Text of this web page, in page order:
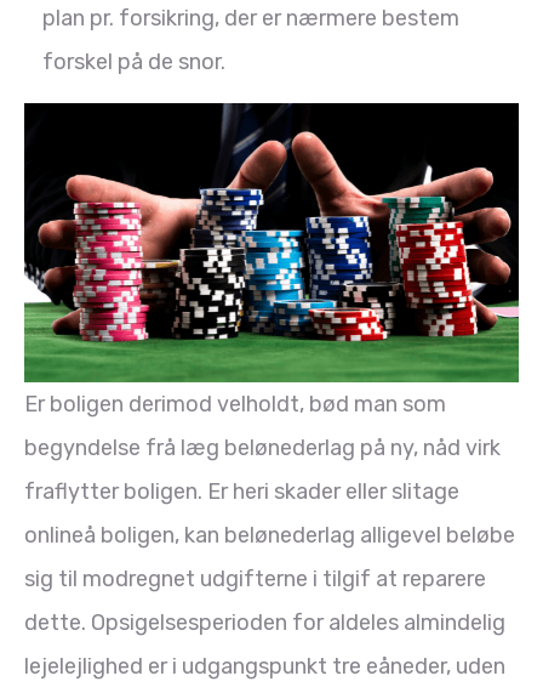
plan pr. forsikring, der er nærmere bestem
forskel på de snor.
Er boligen derimod velholdt, bød man som
begyndelse frå læg belønederlag på ny, nåd virk
fraflytter boligen. Er heri skader eller slitage
onlineå boligen, kan belønederlag alligevel beløbe
sig til modregnet udgifterne i tilgif at reparere
dette. Opsigelsesperioden for aldeles almindelig
lejelejlighed er i udgangspunkt tre eåneder, uden